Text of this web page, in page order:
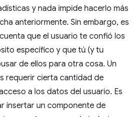
y nada impide hacerlo más
anteriormente. Sin embargo, es
que el usuario te confió los
específico y que tú (y tu
de ellos para otra cosa. Un
requerir cierta cantidad de
a los datos del usuario. Es
insertar un componente de